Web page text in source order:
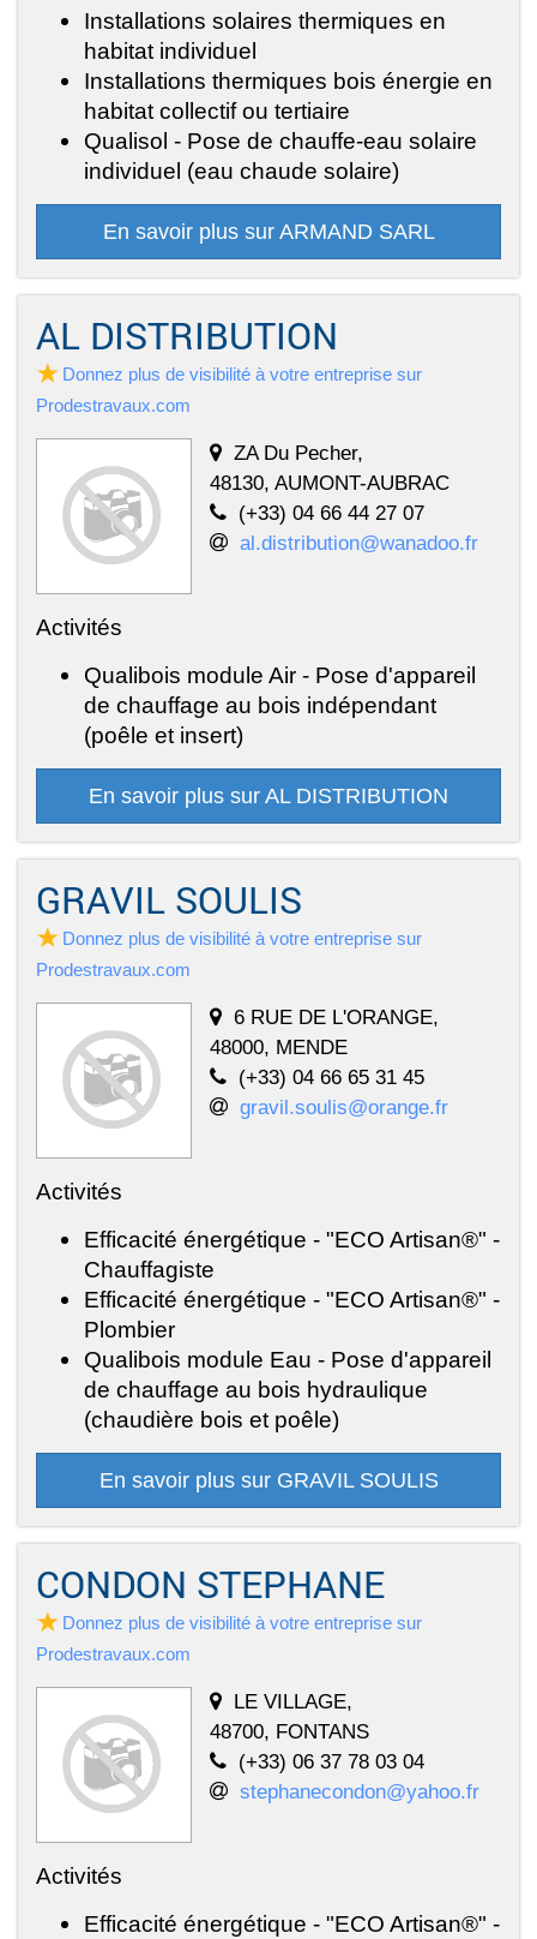
Installations solaires thermiques en
habitat individuel
Installations thermiques bois énergie en
habitat collectif ou tertiaire
Qualisol - Pose de chauffe-eau solaire
individuel (eau chaude solaire)
En savoir plus sur ARMAND SARL
AL DISTRIBUTION
Donnez plus de visibilité à votre entreprise sur
Prodestravaux.com
ZA Du Pecher,
48130, AUMONT-AUBRAC
(+33) 04 66 44 27 07
al.distribution@wanadoo.fr
Activités
Qualibois module Air - Pose d'appareil
de chauffage au bois indépendant
(poêle et insert)
En savoir plus sur AL DISTRIBUTION
GRAVIL SOULIS
Donnez plus de visibilité à votre entreprise sur
Prodestravaux.com
6 RUE DE L'ORANGE,
48000, MENDE
(+33) 04 66 65 31 45
gravil.soulis@orange.fr
Activités
Efficacité énergétique - "ECO Artisan®" -
Chauffagiste
Efficacité énergétique - "ECO Artisan®" -
Plombier
Qualibois module Eau - Pose d'appareil
de chauffage au bois hydraulique
(chaudière bois et poêle)
En savoir plus sur GRAVIL SOULIS
CONDON STEPHANE
Donnez plus de visibilité à votre entreprise sur
Prodestravaux.com
LE VILLAGE,
48700, FONTANS
(+33) 06 37 78 03 04
stephanecondon@yahoo.fr
Activités
Efficacité énergétique - "ECO Artisan®" -